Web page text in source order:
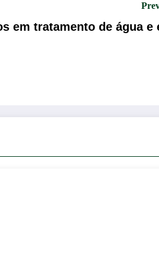
em tratamento de água e